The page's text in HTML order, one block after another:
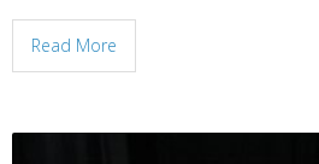
Read More